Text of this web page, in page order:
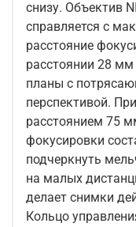
снизу. Объектив NIKKOR Z 28-75mm f/2.8 отлично
справляется с
расстояние
расстоянии 28
планы с
перспективой.
расстоянием 75
фокусировки
подчеркнуть
на малых
делает снимки
Кольцо